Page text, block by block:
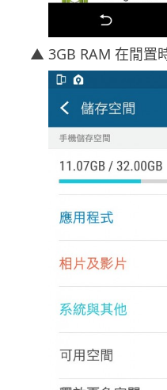
▲ 3GB RAM 在閒置